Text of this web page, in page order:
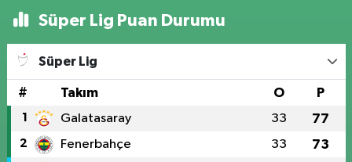
Süper Lig Puan Durumu
Süper Lig
# Takım O P
1 Galatasaray 33 77
2 Fenerbahçe 33 73